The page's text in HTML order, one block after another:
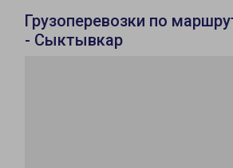
Грузоперевозки по
- Сыктывкар